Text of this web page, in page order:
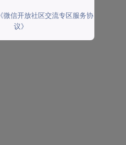
《微信开放社区交流专区服务协
议》